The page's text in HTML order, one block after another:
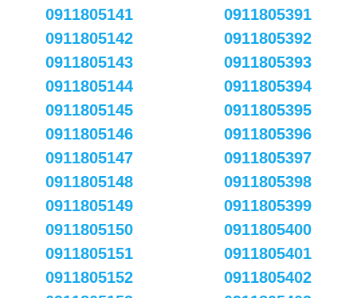
0911805141
0911805142
0911805143
0911805144
0911805145
0911805146
0911805147
0911805148
0911805149
0911805150
0911805151
0911805152
0911805391
0911805392
0911805393
0911805394
0911805395
0911805396
0911805397
0911805398
0911805399
0911805400
0911805401
0911805402